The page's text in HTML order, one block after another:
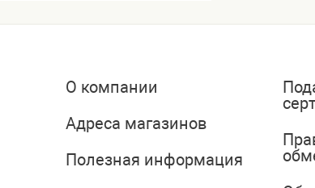
О компании
Адреса магазинов
Полезная информация